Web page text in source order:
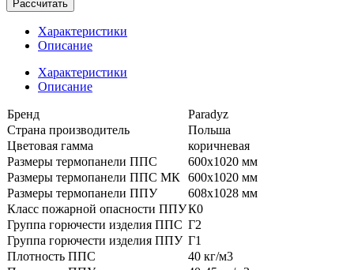
Рассчитать
Характеристики
Описание
Характеристики
Описание
Бренд
Paradyz
Страна производитель
Польша
Цветовая гамма
коричневая
Размеры термопанели ППС
600x1020 мм
Размеры термопанели ППС МК 600x1020 мм
Размеры термопанели ППУ
608x1028 мм
Класс пожарной опасности ППУК0
Группа горючести изделия ППС Г2
Группа горючести изделия ППУ Г1
Плотность ППС
40 кг/м3